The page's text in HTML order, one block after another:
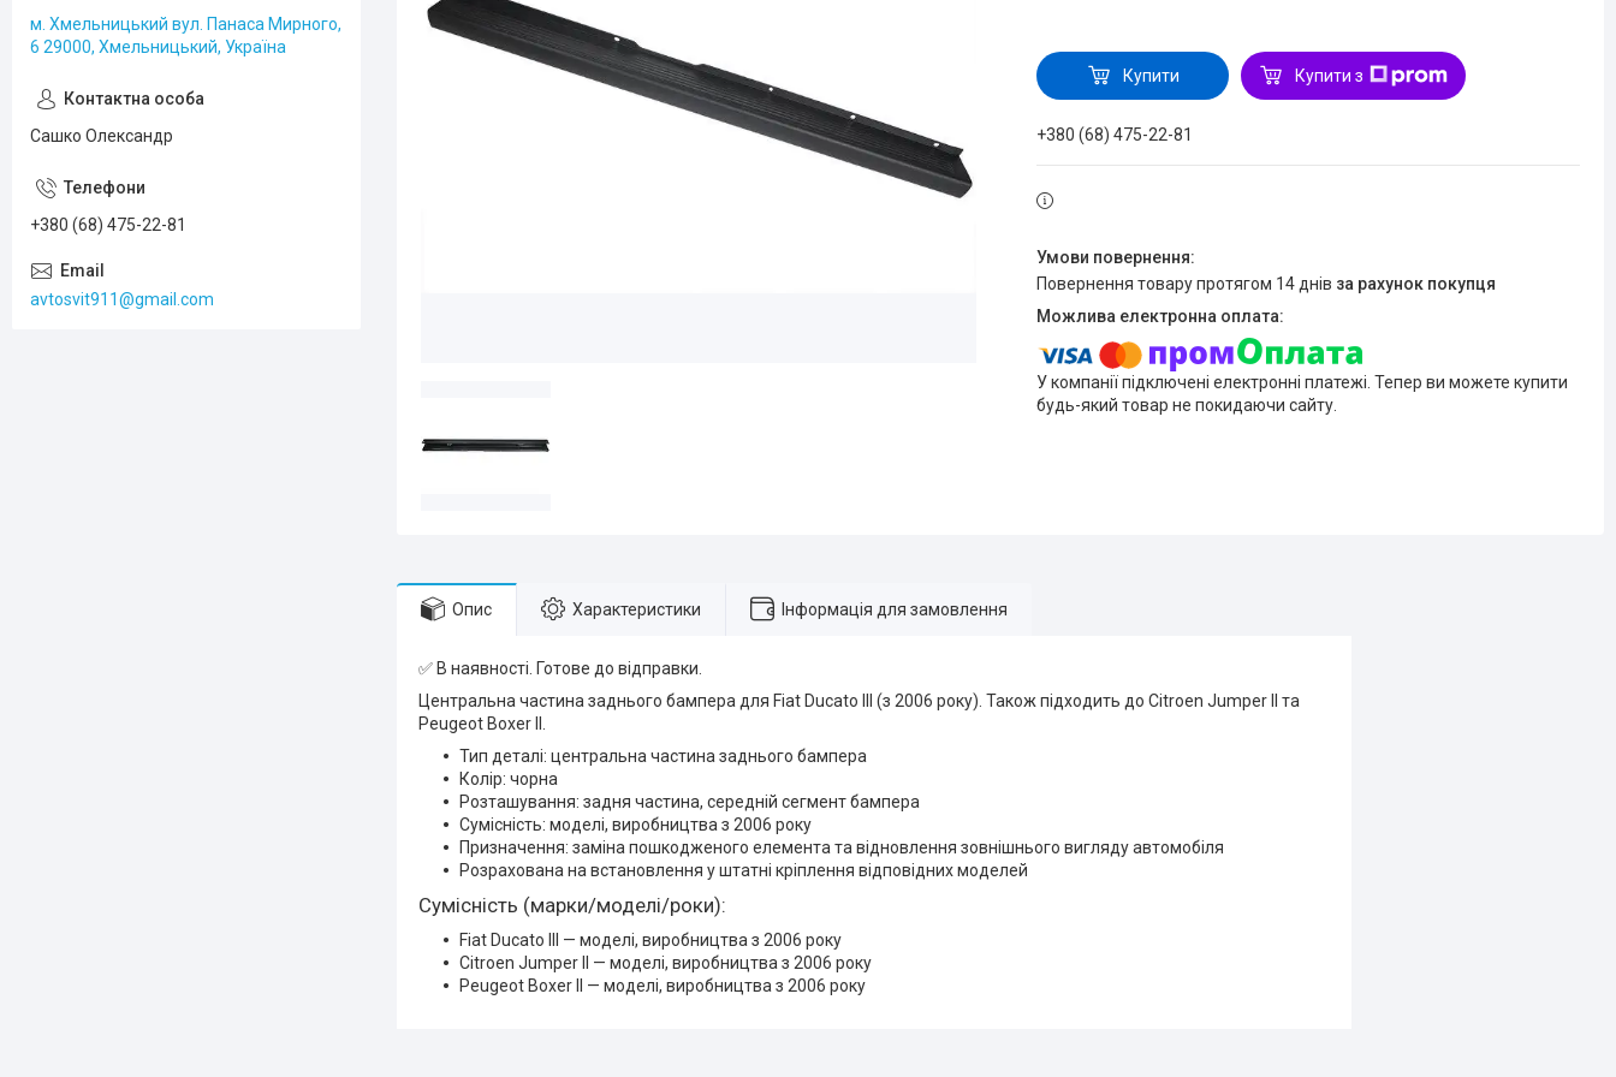
Купити Купити з
+380 (68) 475-22-81
повернення товару протягом 14 днів за рахунок покупця
У компанії підключені електронні платежі. Тепер ви можете купити
будь-який товар не покидаючи сайту.
Опис Характеристики Інформація для замовлення
✅ В наявності. Готове до відправки.
Центральна частина заднього бампера для Fiat Ducato III (з 2006 року). Також підходить до Citroen Jumper II та
Peugeot Boxer II.
Тип деталі: центральна частина заднього бампера
Колір: чорна
Розташування: задня частина, середній сегмент бампера
Сумісність: моделі, виробництва з 2006 року
Призначення: заміна пошкодженого елемента та відновлення зовнішнього вигляду автомобіля
Розрахована на встановлення у штатні кріплення відповідних моделей
Сумісність (марки/моделі/роки):
Fiat Ducato III — моделі, виробництва з 2006 року
Citroen Jumper II — моделі, виробництва з 2006 року
Peugeot Boxer II — моделі, виробництва з 2006 року
м. Хмельницький вул. Панаса Мирного,
6 29000, Хмельницький, Україна
Сашко Олександр
+380 (68) 475-22-81
avtosvit911@gmail.com